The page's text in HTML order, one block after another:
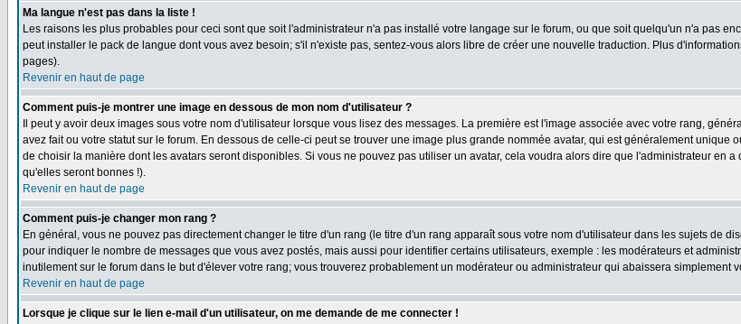
Ma langue n'est pas dans la liste !
Les raisons les plus probables pour ceci sont que soit l'administrateur n'a pas installé votre langage sur le forum, ou que soit quelqu'un n'a pas
peut installer le pack de langue dont vous avez besoin; s'il n'existe pas, sentez-vous alors libre de créer une nouvelle traduction. Plus
pages).
Revenir en haut de page
Comment puis-je montrer une image en dessous de mon nom d'utilisateur ?
Il peut y avoir deux images sous votre nom d'utilisateur lorsque vous lisez des messages. La première est l'image associée avec votre rang,
avez fait ou votre statut sur le forum. En dessous de celle-ci peut se trouver une image plus grande nommée avatar, qui est généralement
de choisir la manière dont les avatars seront disponibles. Si vous ne pouvez pas utiliser un avatar, cela voudra alors dire que l'administrateur en
qu'elles seront bonnes !).
Revenir en haut de page
Comment puis-je changer mon rang ?
En général, vous ne pouvez pas directement changer le titre d'un rang (le titre d'un rang apparaît sous votre nom d'utilisateur dans les sujets de
pour indiquer le nombre de messages que vous avez postés, mais aussi pour identifier certains utilisateurs, exemple : les modérateurs et
inutilement sur le forum dans le but d'élever votre rang; vous trouverez probablement un modérateur ou administrateur qui abaissera simplement
Revenir en haut de page
Lorsque je clique sur le lien e-mail d'un utilisateur, on me demande de me connecter !